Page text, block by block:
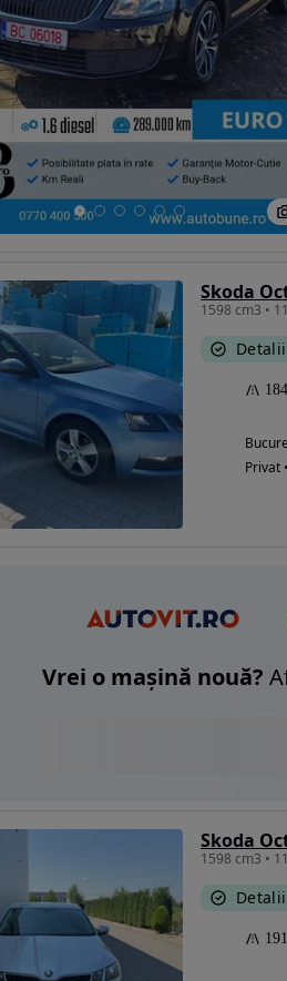
Eligibil
Skoda
1598 cm3 •
Privat
Vrei o mașină nouă?
Skoda
1598 cm3 •